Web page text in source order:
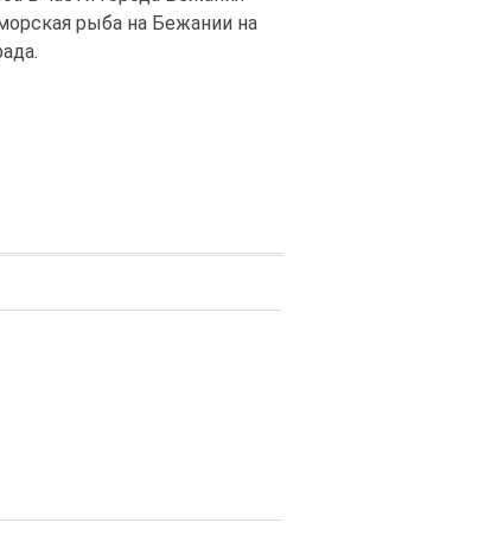
рыба на Бежании на